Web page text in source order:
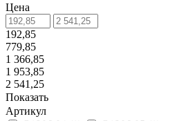
Цена
192,85
779,85
1 366,85
1 953,85
2 541,25
Показать
Артикул